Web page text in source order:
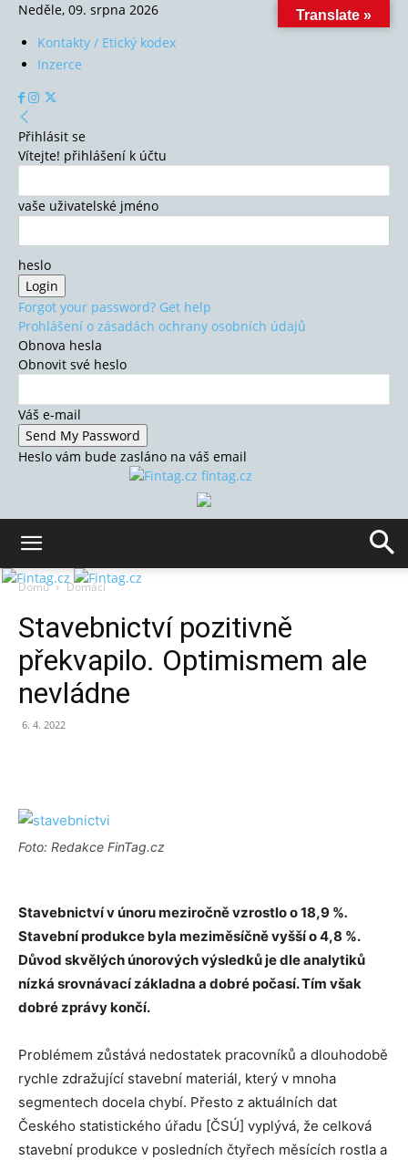
Neděle, 09. srpna 2026
Kontakty / Etický kodex
Inzerce
Přihlásit se
Vítejte! přihlášení k účtu
vaše uživatelské jméno
heslo
Forgot your password? Get help
Prohlášení o zásadách ochrany osobních údajů
Obnova hesla
Obnovit své heslo
Váš e-mail
Heslo vám bude zasláno na váš email
fintag.cz
Domů Domácí
Stavebnictví pozitivně
překvapilo. Optimismem ale
nevládne
6. 4. 2022
Foto: Redakce FinTag.cz
Stavebnictví v únoru meziročně vzrostlo o 18,9 %.
Stavební produkce byla meziměsíčně vyšší o 4,8 %.
Důvod skvělých únorových výsledků je dle analytiků
nízká srovnávací základna a dobré počasí. Tím však
dobré zprávy končí.
Problémem zůstává nedostatek pracovníků a dlouhodobě
rychle zdražující stavební materiál, který v mnoha
segmentech docela chybí. Přesto z aktuálních dat
Českého statistického úřadu [ČSÚ] vyplývá, že celková
stavební produkce v posledních čtyřech měsících rostla a
Translate »